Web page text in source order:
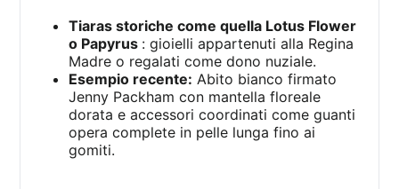
Tiaras storiche come quella Lotus Flower
o Papyrus : gioielli appartenuti alla Regina
Madre o regalati come dono nuziale.
Esempio recente: Abito bianco firmato
Jenny Packham con mantella floreale
dorata e accessori coordinati come guanti
opera complete in pelle lunga fino ai
gomiti.